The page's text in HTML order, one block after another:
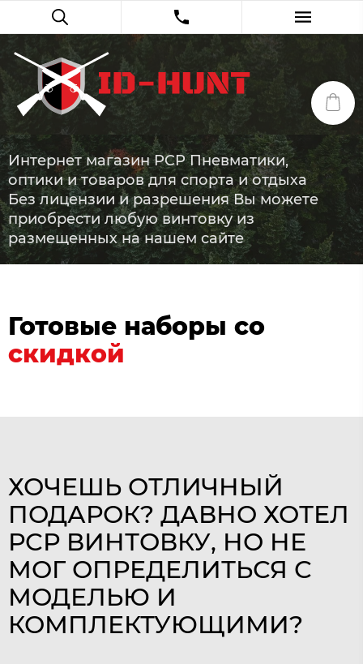
Интернет магазин PCP Пневматики,
оптики и товаров для спорта и отдыха
Без лицензии и разрешения Вы можете
приобрести любую винтовку из
размещенных на нашем сайте
Готовые наборы со
скидкой
ХОЧЕШЬ ОТЛИЧНЫЙ
ПОДАРОК? ДАВНО ХОТЕЛ
РСР ВИНТОВКУ, НО НЕ
МОГ ОПРЕДЕЛИТЬСЯ С
МОДЕЛЬЮ И
КОМПЛЕКТУЮЩИМИ?